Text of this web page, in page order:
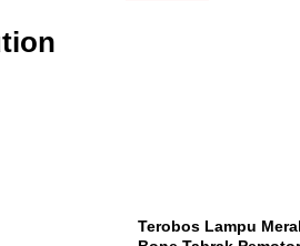
Terobos Lampu